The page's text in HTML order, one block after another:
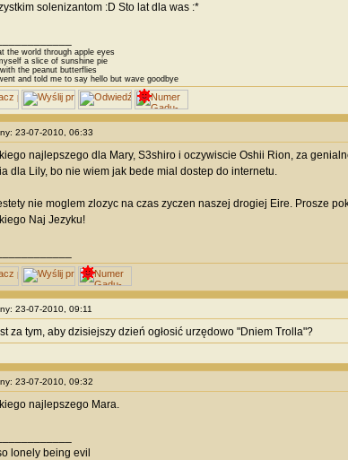
solenizantom :D Sto lat dla was :*
the world through apple eyes
a slice of sunshine pie
with the peanut butterflies
and told me to say hello but wave goodbye
23-07-2010, 06:33
najlepszego dla Mary, S3shiro i oczywiscie Oshii Rion, za
dla Lily, bo nie wiem jak bede mial dostep do internetu.
nie moglem zlozyc na czas zyczen naszej drogiej Eire. Prosze
Naj Jezyku!
23-07-2010, 09:11
za tym, aby dzisiejszy dzień ogłosić urzędowo "Dniem Trolla"?
23-07-2010, 09:32
najlepszego Mara.
lonely being evil